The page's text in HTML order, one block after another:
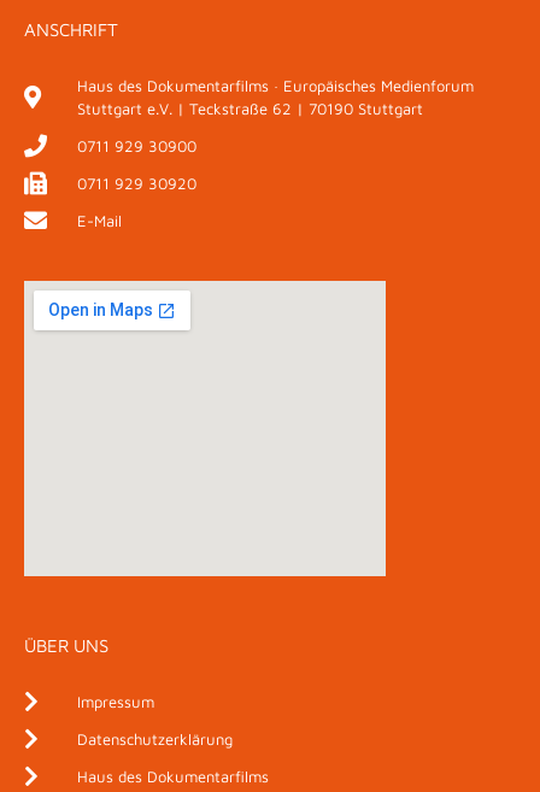
ANSCHRIFT
Haus des Dokumentarfilms · Europäisches Medienforum
Stuttgart e.V. | Teckstraße 62 | 70190 Stuttgart
0711 929 30900
0711 929 30920
E-Mail
ÜBER UNS
Impressum
Datenschutzerklärung
Haus des Dokumentarfilms